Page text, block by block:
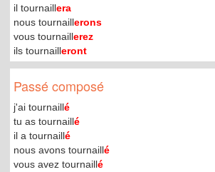
il tournaillera
nous tournaillerons
vous tournaillerez
ils tournailleront
Passé composé
j'ai tournaillé
tu as tournaillé
il a tournaillé
nous avons tournaillé
vous avez tournaillé